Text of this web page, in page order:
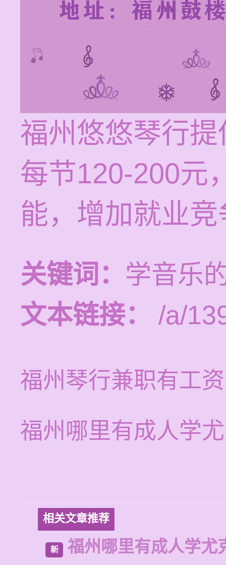
福州悠悠琴行
每节120-200元
能，增加就业
关键词： 学音乐
文本链接：
/a/
福州琴行兼职有工
福州哪里有成人学
相关文章推荐
新 福州哪里有成人学尤